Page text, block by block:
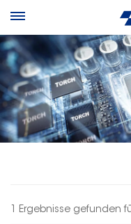
1 Ergebnisse gefunden